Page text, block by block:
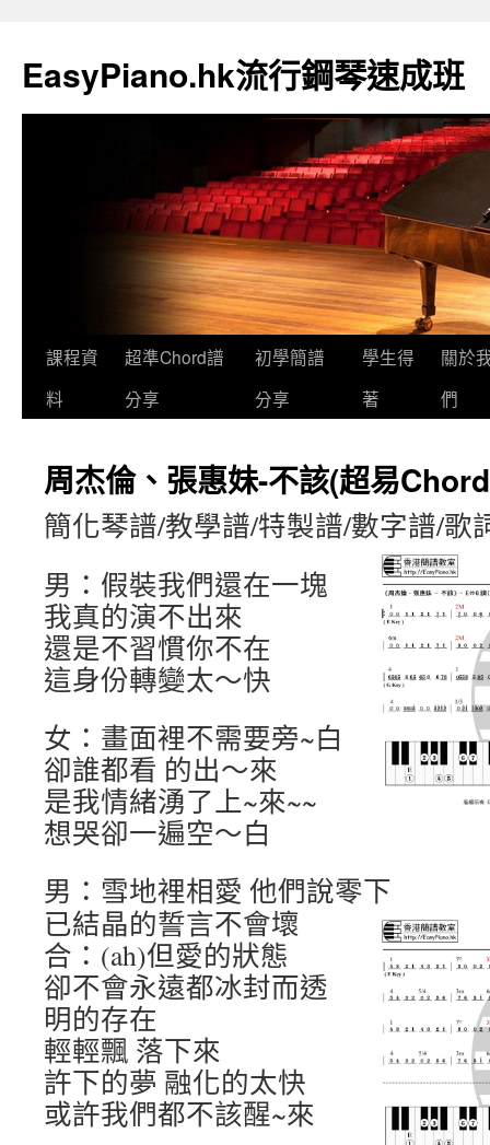
EasyPiano.hk流行鋼琴速成班
課程資
料
超準Chord譜
分享
初學簡譜
分享
學生得
著
關於
們
周杰倫、張惠妹-不該(超易
簡化琴譜/教學譜/特製譜/數字譜/歌
男：假裝我們還在一塊
我真的演不出來
還是不習慣你不在
這身份轉變太～快
女：畫面裡不需要旁~白
卻誰都看 的出～來
是我情緒湧了上~來~~
想哭卻一遍空～白
男：雪地裡相愛 他們說零下
已結晶的誓言不會壞
合：(ah)但愛的狀態
卻不會永遠都冰封而透
明的存在
輕輕飄 落下來
許下的夢 融化的太快
或許我們都不該醒~來